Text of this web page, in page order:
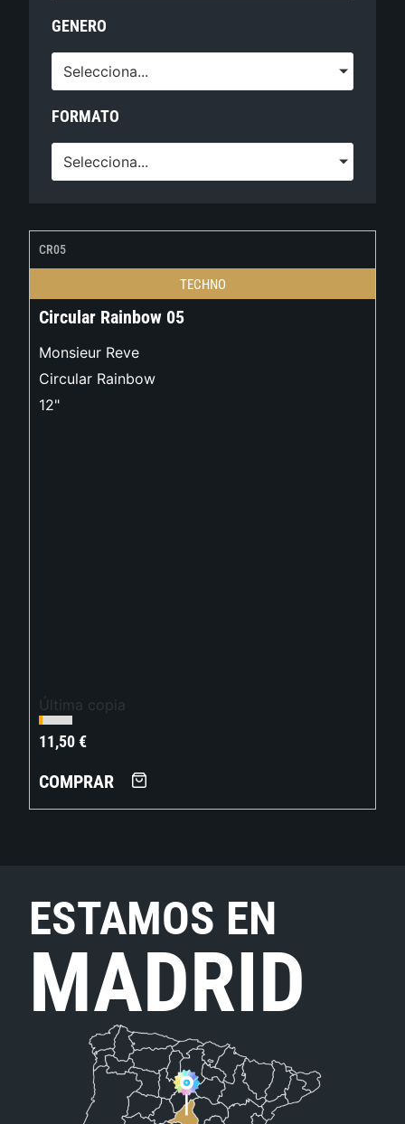
GENERO
Selecciona...
FORMATO
Selecciona...
CR05
TECHNO
Circular Rainbow 05
Monsieur Reve
Circular Rainbow
12"
Última copia
11,50€
COMPRAR
ESTAMOS EN
MADRID